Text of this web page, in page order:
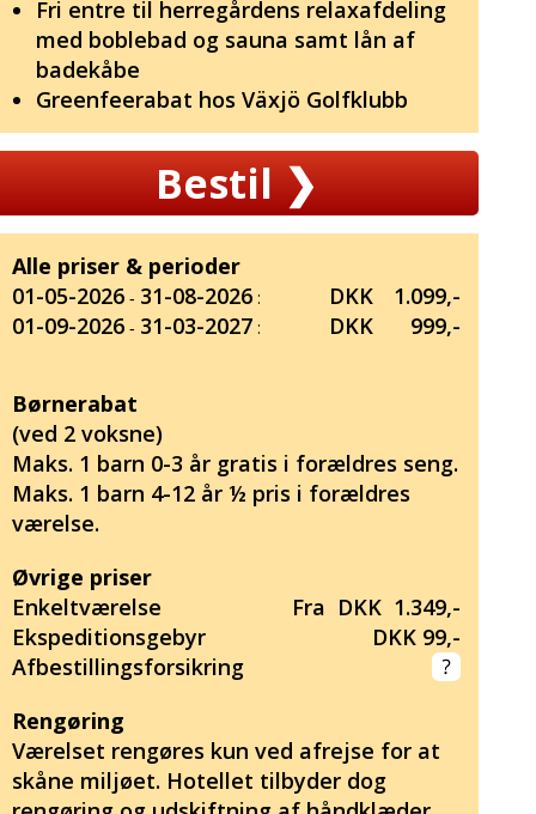
Fri entre til herregårdens relaxafdeling
med boblebad og sauna samt lån af
badekåbe
Greenfeerabat hos Växjö Golfklubb
Bestil❯
Alle priser & perioder
01-05-2026‐ 31-08-2026: DKK
1.099,-
01-09-2026‐ 31-03-2027: DKK 999,-
Børnerabat
(ved 2 voksne)
Maks. 1 barn 0-3 år gratis i forældres seng.
Maks. 1 barn 4-12 år ½ pris i forældres
værelse.
Øvrige priser
Enkeltværelse
Fra DKK 1.349,-
Ekspeditionsgebyr
DKK 99,-
Afbestillingsforsikring
Rengøring
Værelset rengøres kun ved afrejse for at
skåne miljøet. Hotellet tilbyder dog